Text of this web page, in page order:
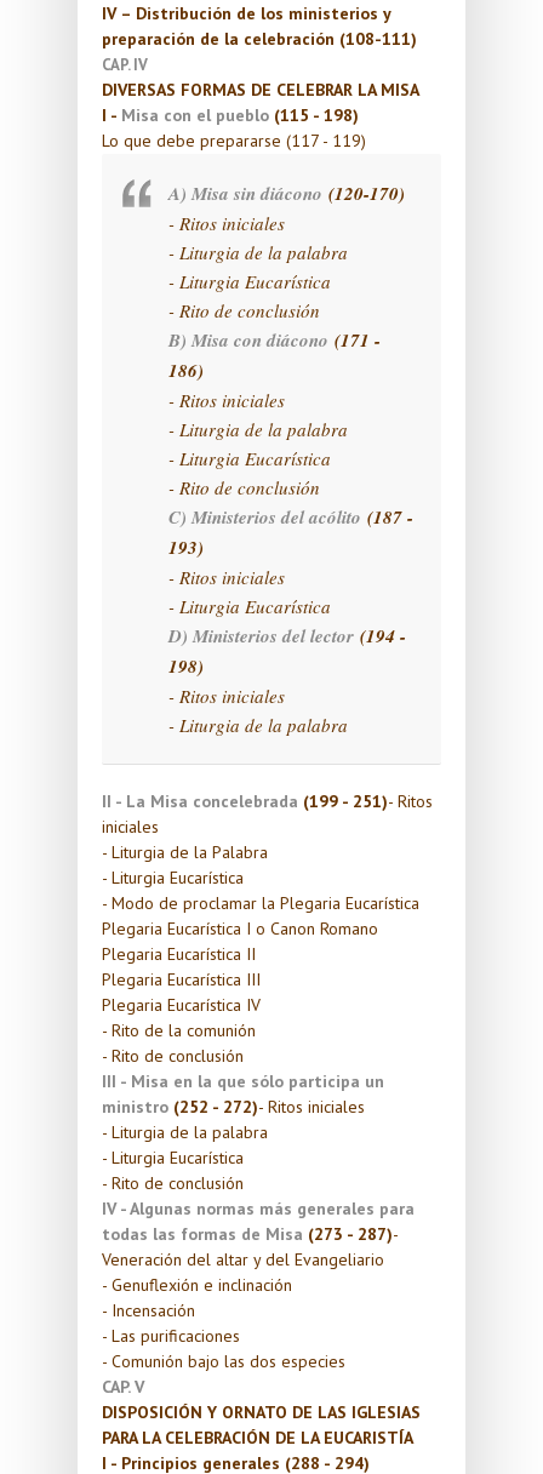
IV – Distribución de los ministerios y
preparación de la celebración (108-111)
CAP. IV
DIVERSAS FORMAS DE CELEBRAR LA MISA
I - Misa con el pueblo (115 - 198)
Lo que debe prepararse (117 - 119)
A) Misa sin diácono (120-170)
- Ritos iniciales
- Liturgia de la palabra
- Liturgia Eucarística
- Rito de conclusión
B) Misa con diácono (171 -
186)
- Ritos iniciales
- Liturgia de la palabra
- Liturgia Eucarística
- Rito de conclusión
C) Ministerios del acólito (187 -
193)
- Ritos iniciales
- Liturgia Eucarística
D) Ministerios del lector (194 -
198)
- Ritos iniciales
- Liturgia de la palabra
II - La Misa concelebrada (199 - 251)- Ritos
iniciales
- Liturgia de la Palabra
- Liturgia Eucarística
- Modo de proclamar la Plegaria Eucarística
Plegaria Eucarística I o Canon Romano
Plegaria Eucarística II
Plegaria Eucarística III
Plegaria Eucarística IV
- Rito de la comunión
- Rito de conclusión
III - Misa en la que sólo participa un
ministro (252 - 272)- Ritos iniciales
- Liturgia de la palabra
- Liturgia Eucarística
- Rito de conclusión
IV - Algunas normas más generales para
todas las formas de Misa (273 - 287)-
Veneración del altar y del Evangeliario
- Genuflexión e inclinación
- Incensación
- Las purificaciones
- Comunión bajo las dos especies
CAP. V
DISPOSICIÓN Y ORNATO DE LAS IGLESIAS
PARA LA CELEBRACIÓN DE LA EUCARISTÍA
I - Principios generales (288 - 294)